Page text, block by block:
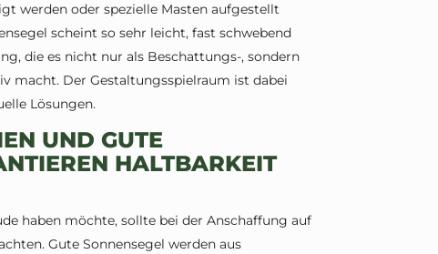
werden oder spezielle Masten aufgestellt
scheint so sehr leicht, fast schwebend
die es nicht nur als Beschattungs-, sondern
macht. Der Gestaltungsspielraum ist dabei
Lösungen.
UND GUTE
HALTBARKEIT
haben möchte, sollte bei der Anschaffung auf
Gute Sonnensegel werden aus